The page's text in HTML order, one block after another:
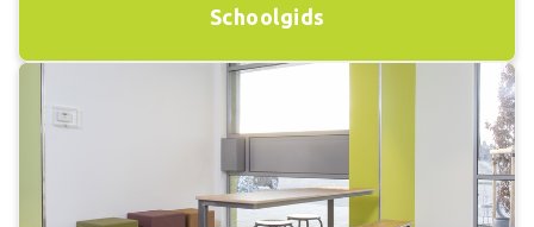
Schoolgids